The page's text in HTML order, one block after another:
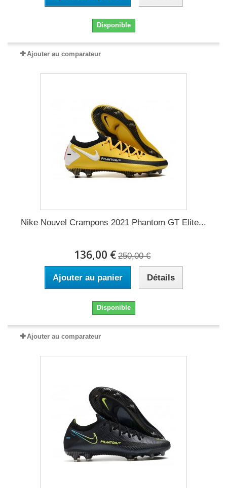
Disponible
Ajouter au comparateur
Nike Nouvel Crampons 2021 Phantom GT Elite...
136,00 € 250,00 €
Ajouter au panier Détails
Disponible
Ajouter au comparateur